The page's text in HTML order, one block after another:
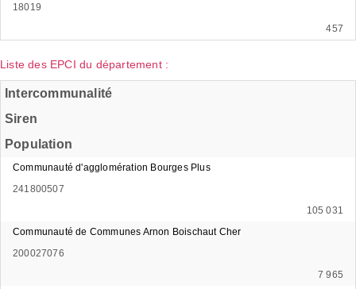
18019
457
Liste des EPCI du département :
Intercommunalité
Siren
Population
Communauté d'agglomération Bourges Plus
241800507
105 031
Communauté de Communes Arnon Boischaut Cher
200027076
7 965